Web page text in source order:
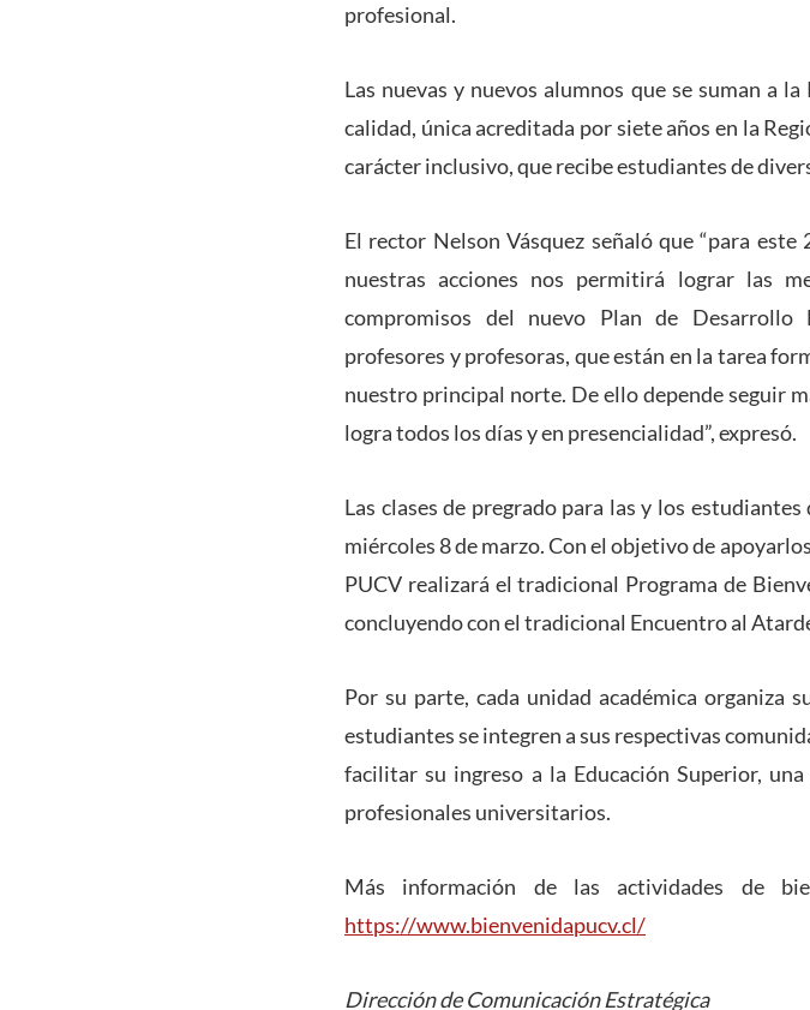
profesional.
Las nuevas y nuevos alumnos que se suman a
calidad, única acreditada por siete años en la
carácter inclusivo, que recibe estudiantes de
El rector Nelson Vásquez señaló que “para
nuestras acciones nos permitirá lograr las
compromisos del nuevo Plan de Desarrollo
profesores y profesoras, que están en la tarea
nuestro principal norte. De ello depende seguir
logra todos los días y en presencialidad”, expresó.
Las clases de pregrado para las y los
miércoles 8 de marzo. Con el objetivo de
PUCV realizará el tradicional Programa de
concluyendo con el tradicional Encuentro al
Por su parte, cada unidad académica organiza
estudiantes se integren a sus respectivas
facilitar su ingreso a la Educación Superior,
profesionales universitarios.
Más información de las actividades de
https://www.bienvenidapucv.cl/
Dirección de Comunicación Estratégica